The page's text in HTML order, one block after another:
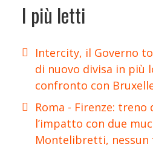
I più letti
Intercity, il Governo
di nuovo divisa in più
confronto con
Roma - Firenze: treno
l’impatto con due
Montelibretti,